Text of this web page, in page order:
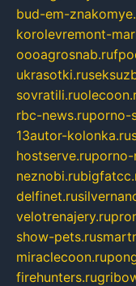
bud-em-
korolevremont-
oooagrosnab.ru
ukrasotki.ru
sovratili.ru
rbc-news.ruporno-
13autor-kolonka.ru
hostserve.ruporno-
neznobi.ru
delfinet.ru
velotrenajery.ru
show-pets.ru
miraclecoon.ru
firehunters.ru